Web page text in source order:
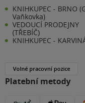
KNIHKUPEC - BRNO
Vaňkovka)
VEDOUCÍ PRODEJNY
(TŘEBÍČ)
KNIHKUPEC -
Volné pracovní pozice
Platební metody